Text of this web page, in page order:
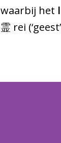
het
(‘geest’